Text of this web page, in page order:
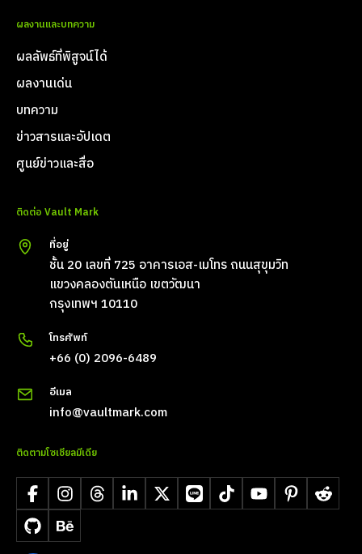
ผลงานและบทความ
ผลลัพธ์ที่พิสูจน์ได้
ผลงานเด่น
บทความ
ข่าวสารและอัปเดต
ศูนย์ข่าวและสื่อ
ติดต่อ Vault Mark
ที่อยู่
ชั้น 20 เลขที่ 725 อาคารเอส-เมโทร ถนนสุขุมวิท
แขวงคลองตันเหนือ เขตวัฒนา
กรุงเทพฯ 10110
โทรศัพท์
+66 (0) 2096-6489
อีเมล
info@vaultmark.com
ติดตามโซเชียลมีเดีย
FacebookInstagramThreadsLinkedIn
X LINE TikTokYouTubePinterestReddit
GitHubBehance